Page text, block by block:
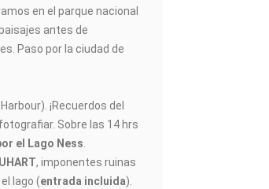
en el parque nacional
antes de
Paso por la ciudad de
¡Recuerdos del
Sobre las 14 hrs
el Lago Ness.
, imponentes ruinas
lago (entrada incluida).